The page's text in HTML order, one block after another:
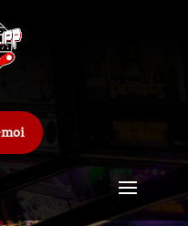
moi